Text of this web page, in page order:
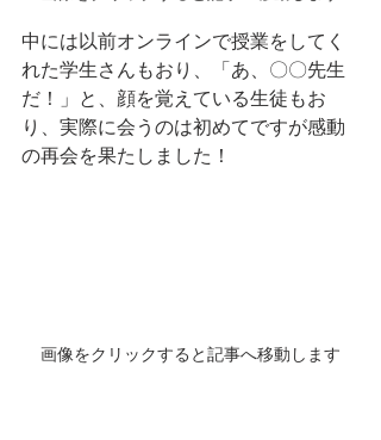
中には以前オンラインで授業をしてく
れた学生さんもおり、「あ、〇〇先生
だ！」と、顔を覚えている生徒もお
り、実際に会うのは初めてですが感動
の再会を果たしました！
画像をクリックすると記事へ移動します